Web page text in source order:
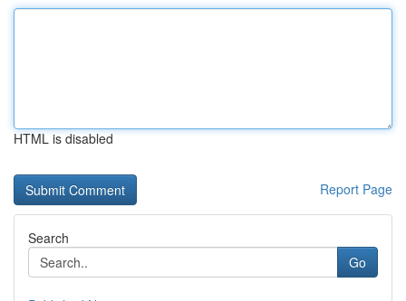
HTML is disabled
Report Page
Search
Go